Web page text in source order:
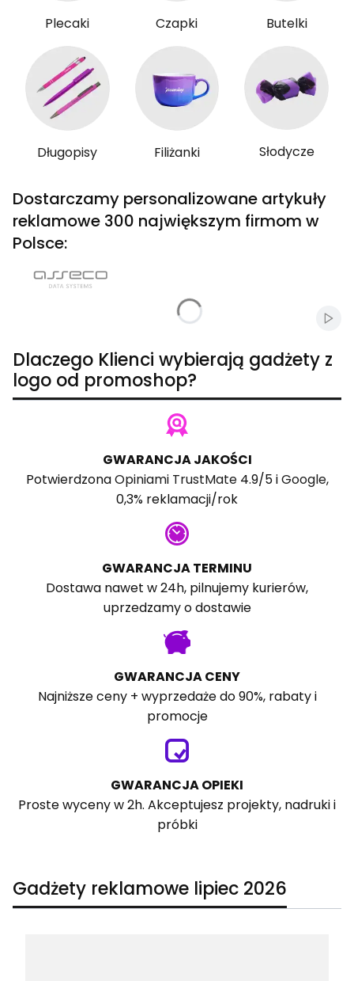
Plecaki Czapki Butelki
Długopisy Filiżanki Słodycze
Dostarczamy personalizowane artykuły
reklamowe 300 największym firmom w
Polsce:
Dlaczego Klienci wybierają gadżety z
logo od promoshop?
GWARANCJA JAKOŚCI
PotwierdzonaOpiniami TrustMate4.9/5 iGoogle,
0,3% reklamacji/rok
GWARANCJA TERMINU
Dostawa nawet w 24h, pilnujemy kurierów,
uprzedzamy o dostawie
GWARANCJA CENY
Najniższe ceny + wyprzedaże do 90%, rabaty i
promocje
GWARANCJA OPIEKI
Proste wyceny w 2h. Akceptujesz projekty, nadruki i
próbki
Gadżety reklamowe lipiec 2026